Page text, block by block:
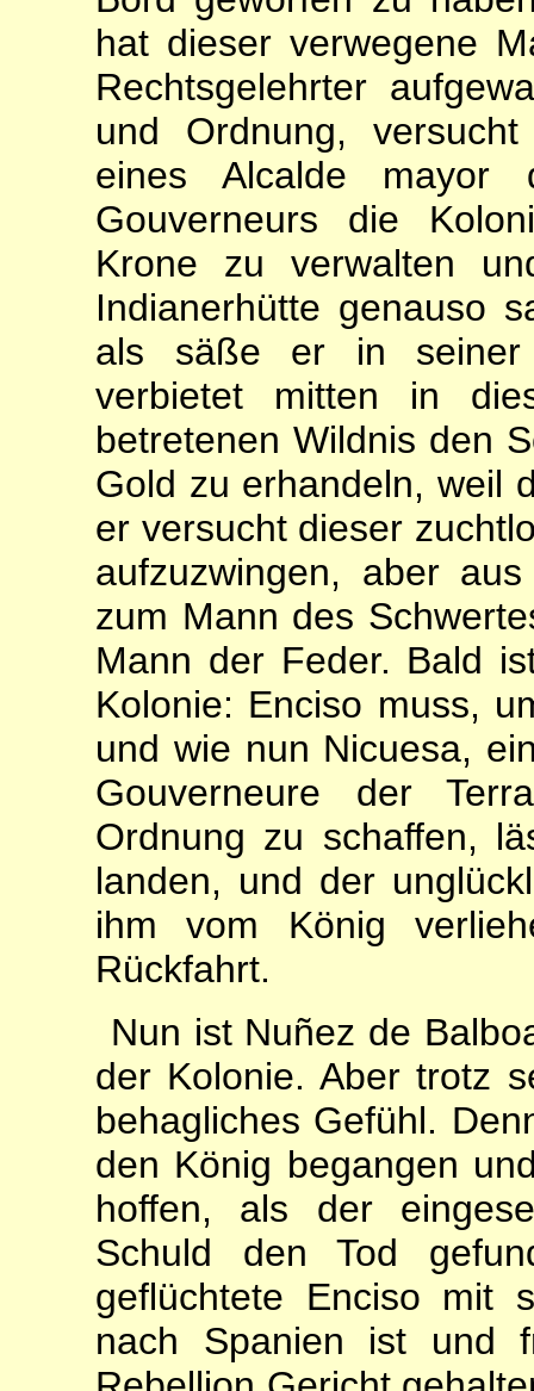
hat dieser verwegene
Rechtsgelehrter
und Ordnung,
eines Al­calde mayor
Gouverneurs die
Krone zu verwalten
Indianerhütte genauso
als säße er in seiner
verbietet mitten in
betretenen Wildnis den
Gold zu erhandeln, weil
er versucht dieser
aufzuzwingen, aber
zum Mann des
Mann der Feder. Bald
Kolonie: Enciso muss,
und wie nun Nicuesa,
Gouverneure der
Ordnung zu schaffen,
landen, und der
ihm vom König
Rückfahrt.
Nun ist Nuñez de
der Kolonie. Aber trotz
behagliches Gefühl.
den König begangen
hoffen, als der
Schuld den Tod
geflüchtete En­ciso mit
nach Spanien ist und